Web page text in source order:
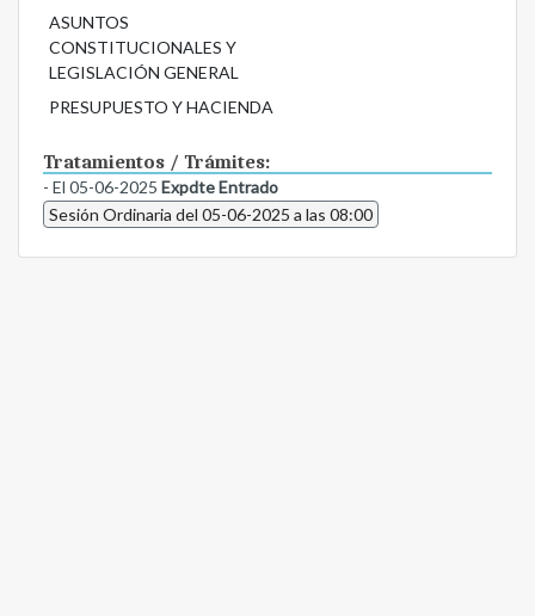
ASUNTOS
CONSTITUCIONALES Y
LEGISLACIÓN GENERAL
PRESUPUESTO Y HACIENDA
Tratamientos / Trámites:
- El 05-06-2025 Expdte Entrado
Sesión Ordinaria del 05-06-2025 a las 08:00